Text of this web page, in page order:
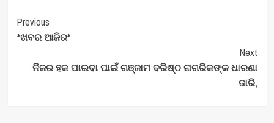
Post
Navigation
Previous
*ଖବର ଆଜିର*
Next
ନିଜର ହକ ପାଇବା ପାଇଁ ଗଞ୍ଜାମ ବରିଷ୍ଠ ନାଗରିକଙ୍କ ଧାରଣା
ଜାରି,